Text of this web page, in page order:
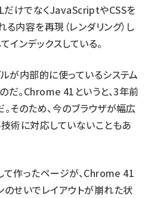
だけでなくJavaScriptやCSSを
内容を再現（レンダリング）し
インデックスしている。
が内部的に使っているシステム
だ。Chrome 41というと、3年前
そのため、今のブラウザが幅広
術に対応していないこともあ
て作ったページが、Chrome 41
せいでレイアウトが崩れた状